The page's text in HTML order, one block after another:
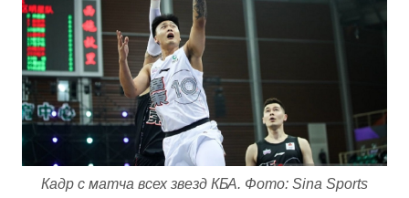
Кадр с матча всех звезд КБА. Фото: Sina Sports